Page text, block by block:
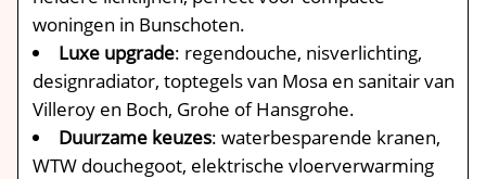
woningen in Bunschoten.​
Luxe upgrade: regendouche, nisverlichting,
designradiator, toptegels van Mosa en sanitair van
Villeroy en Boch, Grohe of Hansgrohe.​
Duurzame keuzes: waterbesparende kranen,
WTW douchegoot, elektrische vloerverwarming